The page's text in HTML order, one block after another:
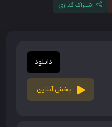
اشتراک گذاری
دانلود
پخش آنلاین